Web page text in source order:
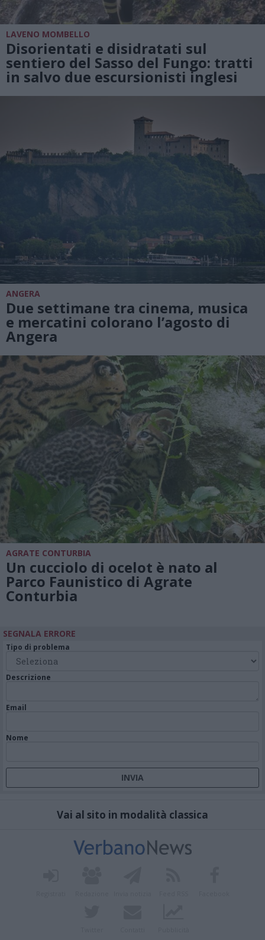
LAVENO MOMBELLO
Disorientati e disidratati sul
sentiero del Sasso del Fungo: tratti
in salvo due escursionisti inglesi
ANGERA
Due settimane tra cinema, musica
e mercatini colorano l’agosto di
Angera
AGRATE CONTURBIA
Un cucciolo di ocelot è nato al
Parco Faunistico di Agrate
Conturbia
SEGNALA ERRORE
Tipo di problema
Descrizione
Email
Nome
Vai al sito in modalità classica